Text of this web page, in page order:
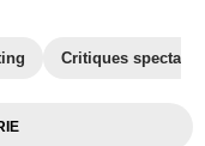
Critiques